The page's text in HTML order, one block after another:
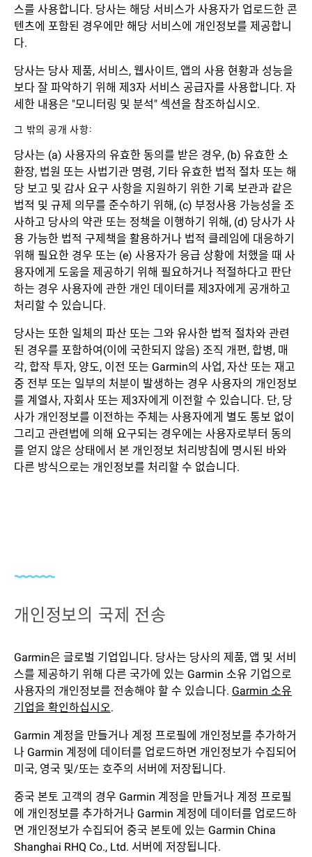
스를 사용합니다. 당사는 해당 서비스가 사용자가 업로드한 콘
텐츠에 포함된 경우에만 해당 서비스에 개인정보를 제공합니
다.
당사는 당사 제품, 서비스, 웹사이트, 앱의 사용 현황과 성능을
보다 잘 파악하기 위해 제3자 서비스 공급자를 사용합니다. 자
세한 내용은 "모니터링 및 분석" 섹션을 참조하십시오.
그 밖의 공개 사항:
당사는 (a) 사용자의 유효한 동의를 받은 경우, (b) 유효한 소
환장, 법원 또는 사법기관 명령, 기타 유효한 법적 절차 또는 해
당 보고 및 감사 요구 사항을 지원하기 위한 기록 보관과 같은
법적 및 규제 의무를 준수하기 위해, (c) 부정사용 가능성을 조
사하고 당사의 약관 또는 정책을 이행하기 위해, (d) 당사가 사
용 가능한 법적 구제책을 활용하거나 법적 클레임에 대응하기
위해 필요한 경우 또는 (e) 사용자가 응급 상황에 처했을 때 사
용자에게 도움을 제공하기 위해 필요하거나 적절하다고 판단
하는 경우 사용자에 관한 개인 데이터를 제3자에게 공개하고
처리할 수 있습니다.
당사는 또한 일체의 파산 또는 그와 유사한 법적 절차와 관련
된 경우를 포함하여(이에 국한되지 않음) 조직 개편, 합병, 매
각, 합작 투자, 양도, 이전 또는 Garmin의 사업, 자산 또는 재고
중 전부 또는 일부의 처분이 발생하는 경우 사용자의 개인정보
를 계열사, 자회사 또는 제3자에게 이전할 수 있습니다. 단, 당
사가 개인정보를 이전하는 주체는 사용자에게 별도 통보 없이
그리고 관련법에 의해 요구되는 경우에는 사용자로부터 동의
를 얻지 않은 상태에서 본 개인정보 처리방침에 명시된 바와
다른 방식으로는 개인정보를 처리할 수 없습니다.
개인정보의 국제 전송
Garmin은 글로벌 기업입니다. 당사는 당사의 제품, 앱 및 서비
스를 제공하기 위해 다른 국가에 있는 Garmin 소유 기업으로
사용자의 개인정보를 전송해야 할 수 있습니다. Garmin 소유
기업을 확인하십시오.
Garmin 계정을 만들거나 계정 프로필에 개인정보를 추가하거
나 Garmin 계정에 데이터를 업로드하면 개인정보가 수집되어
미국, 영국 및/또는 호주의 서버에 저장됩니다.
중국 본토 고객의 경우 Garmin 계정을 만들거나 계정 프로필
에 개인정보를 추가하거나 Garmin 계정에 데이터를 업로드하
면 개인정보가 수집되어 중국 본토에 있는 Garmin China
Shanghai RHQ Co., Ltd. 서버에 저장됩니다.